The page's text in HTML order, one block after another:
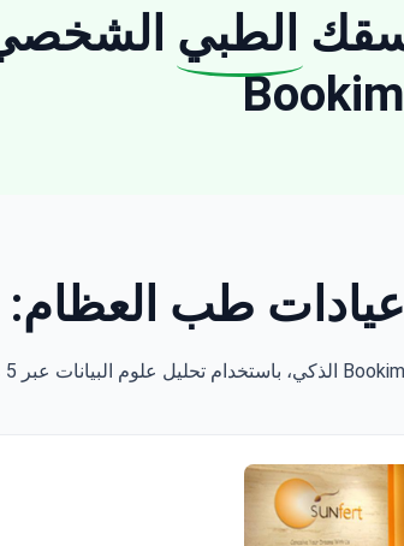
الطبي
4 خيارات معتمدة والأسعار